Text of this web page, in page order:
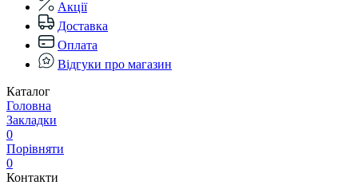
Акції
Доставка
Оплата
Відгуки про магазин
Каталог
Головна
Закладки
0
Порівняти
0
Контакти